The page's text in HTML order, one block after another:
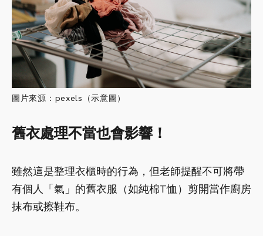
圖片來源：pexels（示意圖）
舊衣處理不當也會影響！
雖然這是整理衣櫃時的行為，但老師提醒不可將帶
有個人「氣」的舊衣服（如純棉T恤）剪開當作廚房
抹布或擦鞋布。